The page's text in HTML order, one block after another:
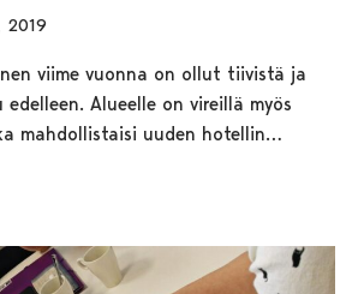
2019
viime vuonna on ollut tiivistä ja
Alueelle on vireillä myös
mahdollistaisi uuden hotellin…